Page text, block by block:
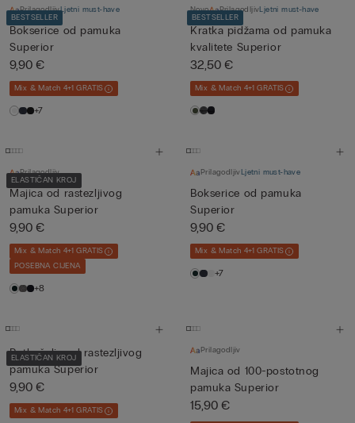
BESTSELLER
PrilagodljivLjetni must-have
Bokserice od pamuka
Superior
9,90 €
Mix & Match 4+1 GRATIS
+7
BESTSELLER
Novo PrilagodljivLjetni must-have
Kratka pidžama od pamuka
kvalitete Superior
32,50 €
Mix & Match 4+1 GRATIS
ELASTIČAN KROJ
Prilagodljiv
Majica od rastezljivog
pamuka Superior
9,90 €
Mix & Match 4+1 GRATIS
POSEBNA CIJENA
+8
PrilagodljivLjetni must-have
Bokserice od pamuka
Superior
9,90 €
Mix & Match 4+1 GRATIS
+7
ELASTIČAN KROJ
Potkošulja od rastezljivog
pamuka Superior
9,90 €
Mix & Match 4+1 GRATIS
Prilagodljiv
Majica od 100-postotnog
pamuka Superior
15,90 €